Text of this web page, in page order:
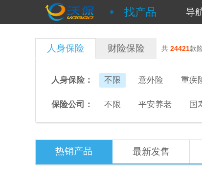
找产品 导
人身保险 财险保险 共 24421款
人身保险： 不限 意外险 重疾
保险公司： 不限 平安养老 国
热销产品 最新发售